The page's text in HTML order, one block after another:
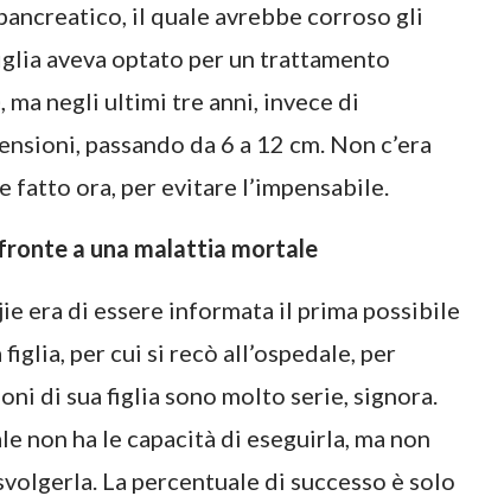
il quale avrebbe corroso gli
aveva optato per un trattamento
negli ultimi tre anni, invece di
passando da 6 a 12 cm. Non c’era
fatto ora, per evitare l’impensabile.
a una malattia mortale
era di essere informata il prima possibile
per cui si recò all’ospedale, per
di sua figlia sono molto serie, signora.
non ha le capacità di eseguirla, ma non
La percentuale di successo è solo